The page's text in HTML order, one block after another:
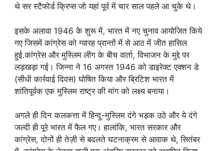
थे सर स्टैफोर्ड क्रिप्स जो यहां पूर्व में चार साल पहले आ चुके थे।
इसके अलावा 1946 के शुरू में, भारत में नए चुनाव आयोजित किये
गए जिसमें कांग्रेस को ग्यारह प्रान्तों में से आठ में जीत हासिल
हुई.कांग्रेस और मुस्लिम लीग के बीच वार्ता, विभाजन के मुद्दे पर
लड़खड़ा गई। जिन्ना ने 16 अगस्त 1946 को डाइरेक्ट एक्शन डे
(सीधी कार्रवाई दिवस) घोषित किया और ब्रिटिश भारत में
शांतिपूर्वक एक मुस्लिम राष्ट्र की मांग को लक्ष्य बनाया।
अगले ही दिन कलकत्ता में हिन्दू-मुस्लिम दंगे भड़क उठे और ये दंगे
जल्दी ही पूरे भारत में फैल गए। हालांकि, भारत सरकार और
कांग्रेस, दोनों ही तेज़ी से बदलते घटनाक्रम से आवाक थे, सितंबर